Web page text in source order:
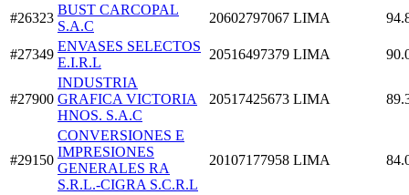
#26323
BUST CARCOPAL
S.A.C
20602797067 LIMA
#27349
ENVASES SELECTOS
E.I.R.L
20516497379 LIMA
#27900
INDUSTRIA
GRAFICA VICTORIA
HNOS. S.A.C
20517425673 LIMA
#29150
CONVERSIONES E
IMPRESIONES
GENERALES RA
S.R.L.-CIGRA S.C.R.L
20107177958 LIMA